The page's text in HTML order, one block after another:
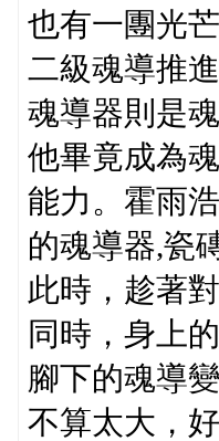
也有一團光
二級魂導推
魂導器則是
他畢竟成為
能力。霍雨
的魂導器,瓷
此時，趁著
同時，身上
腳下的魂導
不算太大，